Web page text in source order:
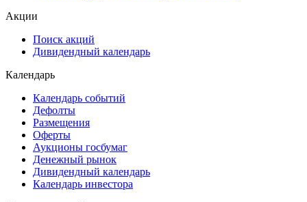
Акции
Поиск акций
Дивидендный календарь
Календарь
Календарь событий
Дефолты
Размещения
Оферты
Аукционы госбумаг
Денежный рынок
Дивидендный календарь
Календарь инвестора